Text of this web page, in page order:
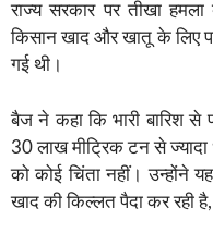
राज्य सरकार पर तीखा
किसान खाद और खातू के लिए
गई थी।
बैज ने कहा कि भारी बारिश
30 लाख मीट्रिक टन से
को कोई चिंता नहीं। उन्होंने
खाद की किल्लत पैदा कर रही